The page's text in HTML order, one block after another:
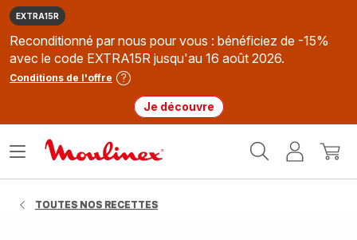
EXTRA15R
Reconditionné par nous pour vous : bénéficiez de -15%
avec le code EXTRA15R jusqu'au 16 août 2026.
Conditions de l'offre
Je découvre
MonMon
Ouvrir
TOUTES NOS RECETTES